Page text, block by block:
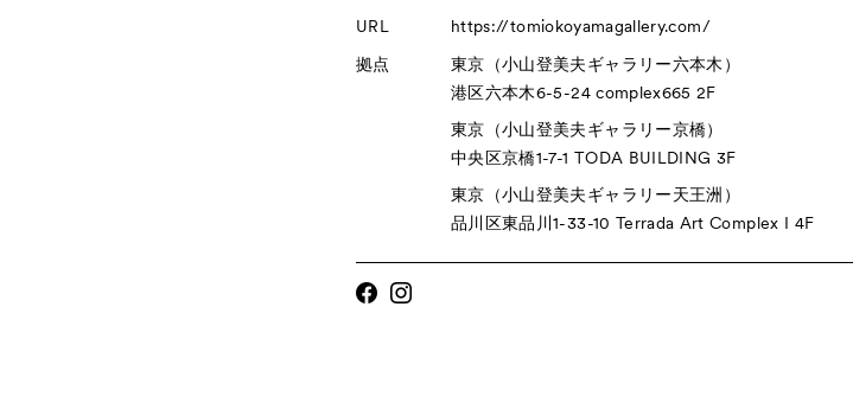
URL
https://tomiokoyamagallery.com/
拠点
東京（小山登美夫ギャラリー六本木）
港区六本木6-5-24 complex665 2F
東京（小山登美夫ギャラリー京橋）
中央区京橋1-7-1 TODA BUILDING 3F
東京（小山登美夫ギャラリー天王洲）
品川区東品川1-33-10 Terrada Art Complex I 4F